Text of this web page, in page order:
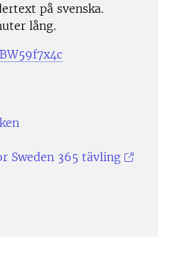
på svenska.
lång.
Sweden 365 tävling